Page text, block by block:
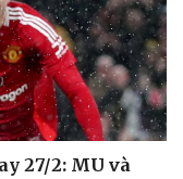
27/2: MU và